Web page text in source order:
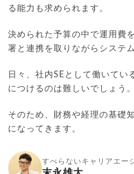
る能力も求められます。
決められた予算の中で運用費
署と連携を取りながらシステ
日々、社内SEとして働いてい
につけるのは難しいでしょう。
そのため、財務や経理の基礎
になってきます。
すべらないキャリアエー